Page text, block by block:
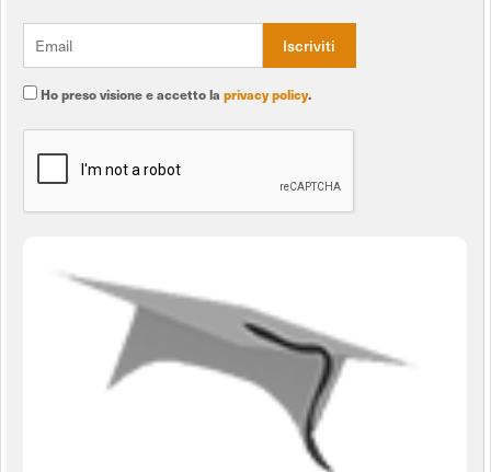
Ho preso visione e accetto la privacy policy.